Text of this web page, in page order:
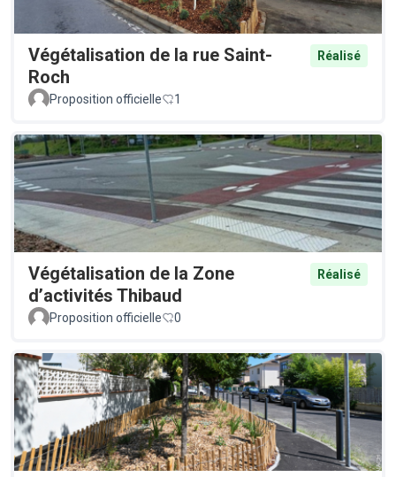
Végétalisation de la rue Saint-
Roch
Réalisé
Proposition officielle 1
Végétalisation de la Zone
d’activités Thibaud
Réalisé
Proposition officielle 0